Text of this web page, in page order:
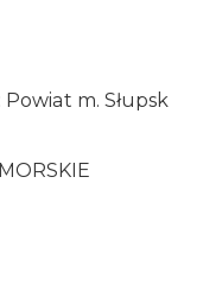
Powiat m. Słupsk